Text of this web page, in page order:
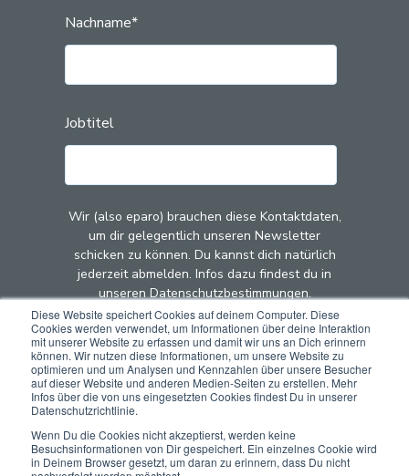
Diese Website speichert Cookies auf deinem Computer. Diese
Cookies werden verwendet, um Informationen über deine Interaktion
mit unserer Website zu erfassen und damit wir uns an Dich erinnern
können. Wir nutzen diese Informationen, um unsere Website zu
optimieren und um Analysen und Kennzahlen über unsere Besucher
auf dieser Website und anderen Medien-Seiten zu erstellen. Mehr
Infos über die von uns eingesetzten Cookies findest Du in unserer
Datenschutzrichtlinie.
Wenn Du die Cookies nicht akzeptierst, werden keine
Besuchsinformationen von Dir gespeichert. Ein einzelnes Cookie wird
in Deinem Browser gesetzt, um daran zu erinnern, dass Du nicht
Nachname*
Jobtitel
Wir (also eparo) brauchen diese Kontaktdaten,
um dir gelegentlich unseren Newsletter
schicken zu können. Du kannst dich natürlich
jederzeit abmelden. Infos dazu findest du in
unseren Datenschutzbestimmungen.
Mit dem Klick auf "Abschicken" stimmst du zu,
dass wir (also eparo) deine Kontaktdaten zu
diesem Zweck speichern und verarbeiten.